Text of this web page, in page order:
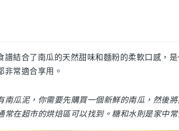
譜結合了南瓜的天然甜味和麵粉的柔軟口感，
非常適合享用。
南瓜泥，你需要先購買一個新鮮的南瓜，然後
常在超市的烘焙區可以找到。糖和水則是家中常